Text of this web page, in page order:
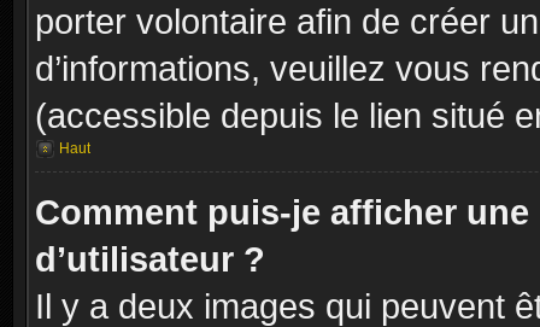
porter volontaire afin de créer
d’informations, veuillez vous
(accessible depuis le lien situé
Haut
Comment puis-je afficher
d’utilisateur ?
Il y a deux images qui peuvent